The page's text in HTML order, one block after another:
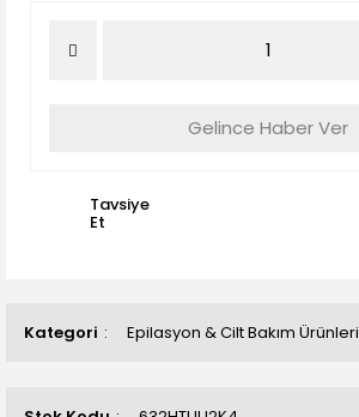
Kategori Epilasyon & Cilt Bakım Ürünleri
Gelince Haber Ver
Tavsiye
Et